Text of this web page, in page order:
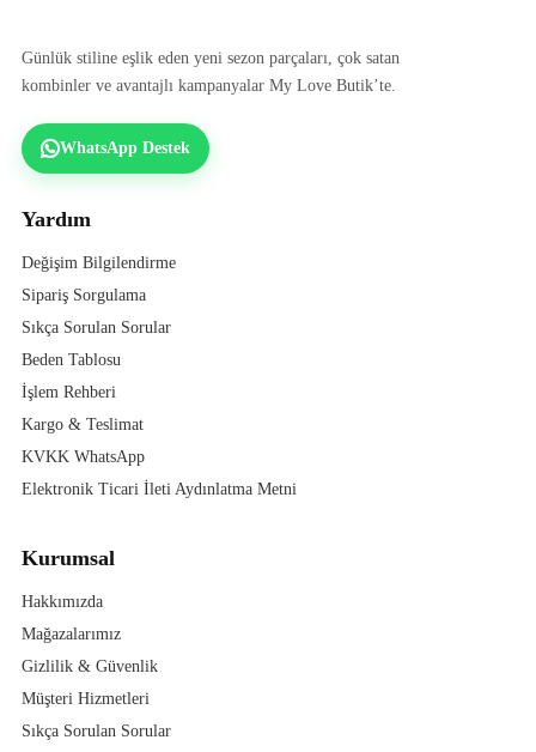
Günlük stiline eşlik eden yeni sezon parçaları, çok satan
kombinler ve avantajlı kampanyalar My Love Butik’te.
WhatsApp Destek
Yardım
Değişim Bilgilendirme
Sipariş Sorgulama
Sıkça Sorulan Sorular
Beden Tablosu
İşlem Rehberi
Kargo & Teslimat
KVKK WhatsApp
Elektronik Ticari İleti Aydınlatma Metni
Kurumsal
Hakkımızda
Mağazalarımız
Gizlilik & Güvenlik
Müşteri Hizmetleri
Sıkça Sorulan Sorular